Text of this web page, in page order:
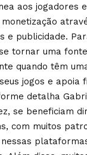
aos jogadores
e publicidade.
tornar uma
quando têm
jogos e apoia
detalha
se beneficiam
com muitos